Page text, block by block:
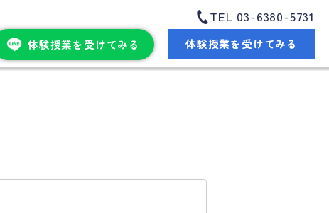
TEL 03-6380-5731
体験授業を受けてみる 体験授業を受けてみる